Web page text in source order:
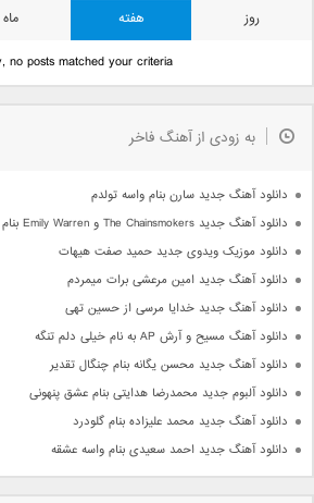
روز هفته ماه
no posts matched your criteria.
به زودی از آهنگ فاخر
دانلود آهنگ جدید سارن بنام واسه تولدم
دانلود آهنگ جدید The Chainsmokers و Emily Warren بنام Side Effects
دانلود موزیک ویدوی جدید حمید صفت هیهات
دانلود آهنگ جدید امین مرعشی برات میمردم
دانلود آهنگ جدید خدایا مرسی از حسین تهی
دانلود آهنگ مسیح و آرش AP به نام خیلی دلم تنگه
دانلود آهنگ جدید محسن یگانه بنام چنگال تقدیر
دانلود آلبوم جدید محمدرضا هدایتی بنام عشق پنهونی
دانلود آهنگ جدید محمد علیزاده بنام گلودرد
دانلود آهنگ جدید احمد سعیدی بنام واسه عشقه